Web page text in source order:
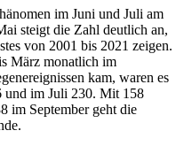
im Juni und Juli am
steigt die Zahl deutlich an,
von 2001 bis 2021 zeigen.
März monatlich im
kam, waren es
im Juli 230. Mit 158
im September geht die